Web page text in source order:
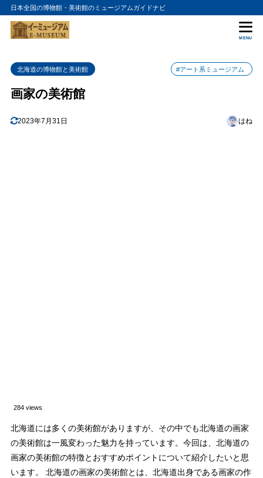
日本全国の博物館・美術館のミュージアムガイドナビ
MENU
北海道の博物館と美術館 #アート系ミュージアム
画家の美術館
2023年7月31日 はね
284 views
北海道には多くの美術館がありますが、その中でも北海道の画家
の美術館は一風変わった魅力を持っています。今回は、北海道の
画家の美術館の特徴とおすすめポイントについて紹介したいと思
います。 北海道の画家の美術館とは、北海道出身である画家の作
目次
1 画家の美術館の入館料金